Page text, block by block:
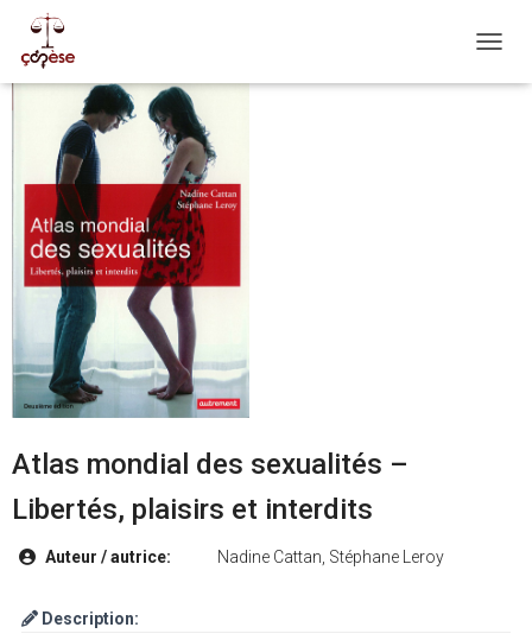
Atlas mondial des sexualités –
Libertés, plaisirs et interdits
Auteur / autrice: Nadine Cattan, Stéphane Leroy
Description: